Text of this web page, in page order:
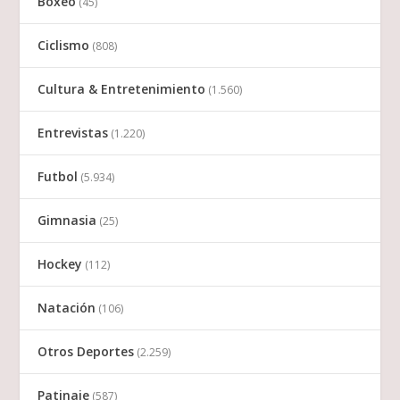
Ciclismo (808)
Cultura & Entretenimiento (1.560)
Entrevistas (1.220)
Futbol (5.934)
Gimnasia (25)
Hockey (112)
Natación (106)
Otros Deportes (2.259)
Patinaje (587)